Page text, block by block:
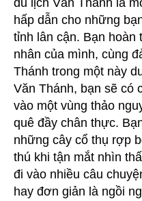
du lịch Văn Thánh là
hấp dẫn cho những
tỉnh lân cận. Bạn hoàn
nhân của mình, cùng
Thánh trong một này
Văn Thánh, bạn sẽ có
vào một vùng thảo
quê đầy chân thực.
những cây cổ thụ rợp
thú khi tận mắt nhìn
đi vào nhiều câu
hay đơn giản là ngồi